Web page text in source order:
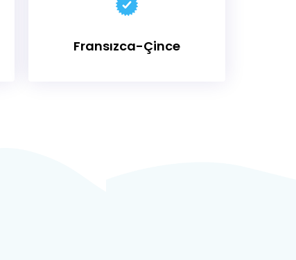
Fransızca-Çince